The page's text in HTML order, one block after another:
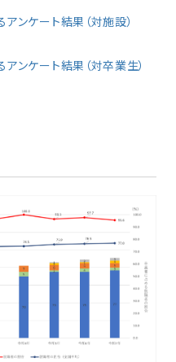
ンケート結果（対施設）
ンケート結果（対卒業生）